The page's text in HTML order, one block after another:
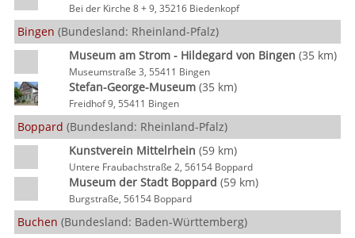
Bei der Kirche 8 + 9, 35216 Biedenkopf
Bingen (Bundesland: Rheinland-Pfalz)
Museum am Strom - Hildegard von Bingen (35 km)
Museumstraße 3, 55411 Bingen
Stefan-George-Museum(35 km)
Freidhof 9, 55411 Bingen
Boppard (Bundesland: Rheinland-Pfalz)
Kunstverein Mittelrhein (59 km)
Untere Fraubachstraße 2, 56154 Boppard
Museum der Stadt Boppard (59 km)
Burgstraße, 56154 Boppard
Buchen (Bundesland: Baden-Württemberg)